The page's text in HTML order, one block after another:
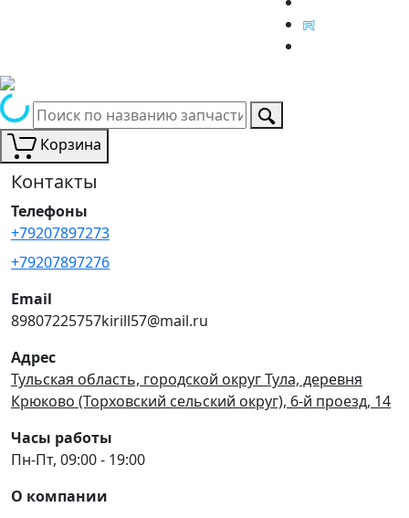
Корзина
Контакты
Телефоны
+79207897273
+79207897276
Email
89807225757kirill57@mail.ru
Адрес
Тульская область, городской округ Тула, деревня
Крюково (Торховский сельский округ), 6-й проезд, 14
Часы работы
Пн-Пт, 09:00 - 19:00
О компании